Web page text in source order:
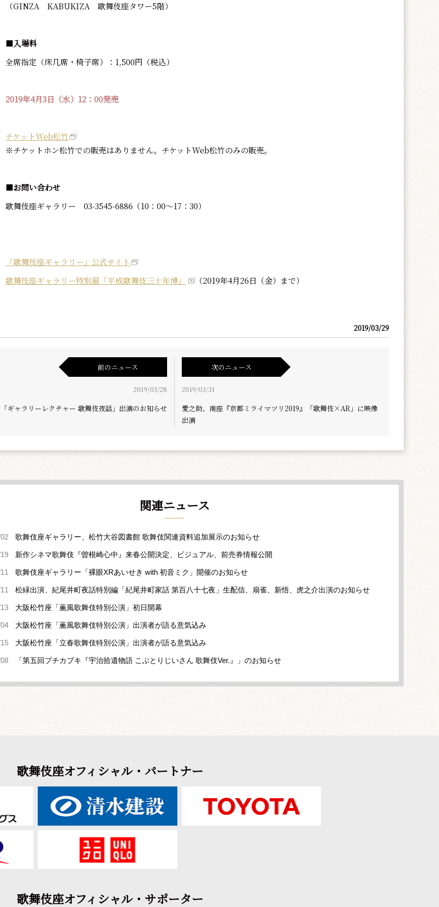
（GINZA KABUKIZA 歌舞伎座タワー5階）
■入場料
全席指定（床几席・椅子席）：1,500円（税込）
2019年4月3日（水）12：00発売
チケットWeb松竹
※チケットホン松竹での販売はありません。チケットWeb松竹のみの販売。
■お問い合わせ
歌舞伎座ギャラリー 03-3545-6886（10：00～17：30）
「歌舞伎座ギャラリー」公式サイト
歌舞伎座ギャラリー特別展「平成歌舞伎三十年博」
（2019年4月26日（金）まで）
2019/03/29
前のニュース
2019/03/28
ギャラリーレクチャー 歌舞伎夜話」出演のお知らせ
次のニュース
2019/03/31
愛之助、南座『京都ミライマツリ2019』「歌舞伎×AR」に映像
出演
関連ニュース
歌舞伎座ギャラリー、松竹大谷図書館 歌舞伎関連資料追加展示のお知らせ
新作シネマ歌舞伎『曽根崎心中』来春公開決定、ビジュアル、前売券情報公開
歌舞伎座ギャラリー「裸眼XRあいせき with 初音ミク」開催のお知らせ
松緑出演、紀尾井町夜話特別編「紀尾井町家話 第百八十七夜」生配信、扇雀、新悟、虎之介出演のお知らせ
大阪松竹座「薫風歌舞伎特別公演」初日開幕
大阪松竹座「薫風歌舞伎特別公演」出演者が語る意気込み
大阪松竹座「立春歌舞伎特別公演」出演者が語る意気込み
「第五回プチカブキ『宇治拾遺物語 こぶとりじいさん 歌舞伎Ver.』」のお知らせ
歌舞伎座オフィシャル・パートナー
歌舞伎座オフィシャル・サポーター